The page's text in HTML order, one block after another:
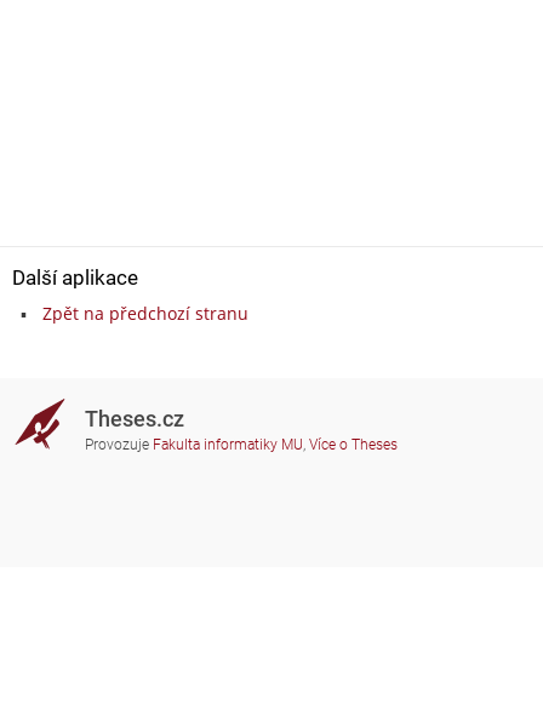
Další aplikace
Zpět na předchozí stranu
Theses.cz
Provozuje Fakulta informatiky MU, Více o Theses